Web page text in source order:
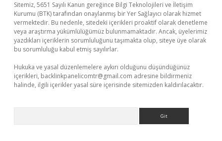
Sitemiz, 5651 Sayılı Kanun gereğince Bilgi Teknolojileri ve İletişim
Kurumu (BTK) tarafından onaylanmış bir Yer Sağlayıcı olarak hizmet
vermektedir. Bu nedenle, sitedeki içerikleri proaktif olarak denetleme
veya araştırma yükümlülüğümüz bulunmamaktadır. Ancak, üyelerimiz
yazdıkları içeriklerin sorumluluğunu taşımakta olup, siteye üye olarak
bu sorumluluğu kabul etmiş sayılırlar.
Hukuka ve yasal düzenlemelere aykırı olduğunu düşündüğünüz
içerikleri, backlinkpanelicomtr@gmail.com adresine bildirmeniz
halinde, ilgili içerikler yasal süre içerisinde sitemizden kaldırılacaktır.